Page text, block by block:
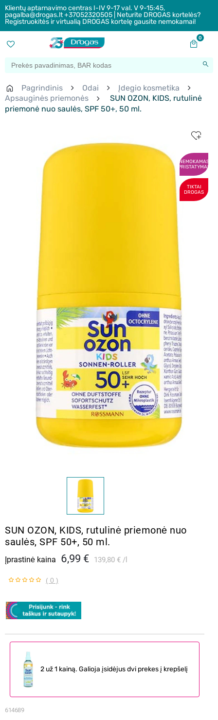
Klientų aptarnavimo centras I-IV 9-17 val. V 9-15:45,
pagalba@drogas.lt +37052320505 | Neturite DROGAS kortelės?
Registruokitės ir virtualią DROGAS kortelę gausite nemokamai!
0
Pagrindinis Odai
Įdegio kosmetika
Apsauginės priemonės
SUN OZON, KIDS, rutulinė
priemonė nuo saulės, SPF 50+, 50 ml.
NEMOKAMAS
PRISTATYMAS
TIKTAI
DROGAS
SUN OZON, KIDS, rutulinė priemonė nuo
saulės, SPF 50+, 50 ml.
Įprastinė kaina 6,99 € 139,80 €
( 0 )
614689
2 už 1 kainą. Galioja įsidėjus dvi prekes į krepšelį